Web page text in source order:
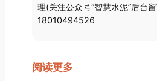
理(关注公众号“智慧水泥”后台
18010494526
阅读更多